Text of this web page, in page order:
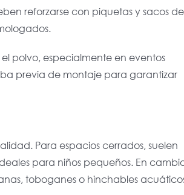
reforzarse con piquetas y sacos de
polvo, especialmente en eventos
previa de montaje para garantizar
Para espacios cerrados, suelen
para niños pequeños. En
toboganes o hinchables